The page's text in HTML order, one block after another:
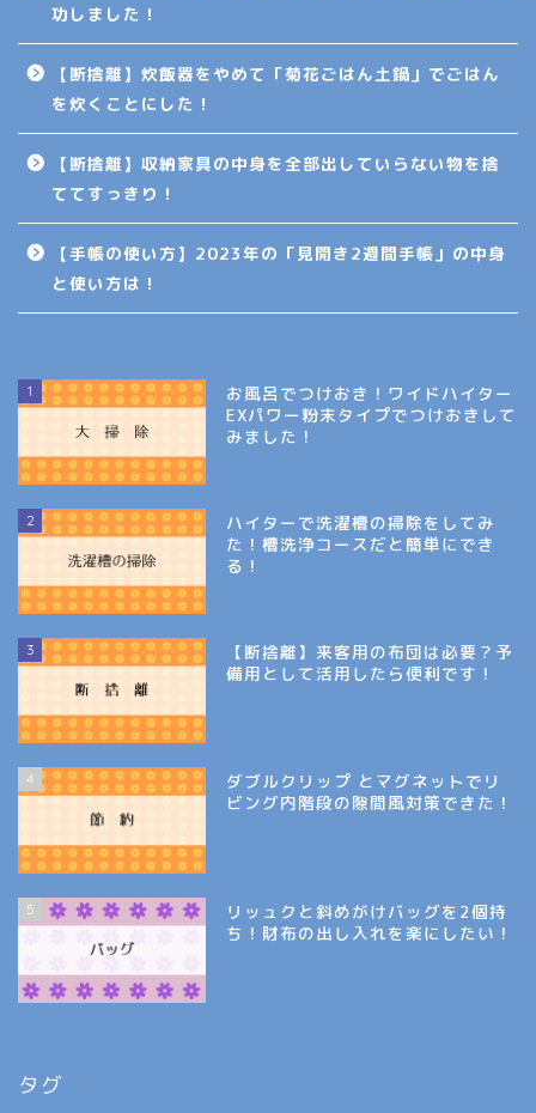
功しました！
【断捨離】炊飯器をやめて「菊花ごはん土鍋」でごはん
を炊くことにした！
【断捨離】収納家具の中身を全部出していらない物を捨
ててすっきり！
【手帳の使い方】2023年の「見開き2週間手帳」の中身
と使い方は！
1
お風呂でつけおき！ワイドハイター
EXパワー粉末タイプでつけおきして
みました！
2
ハイターで洗濯槽の掃除をしてみ
た！槽洗浄コースだと簡単にでき
る！
3
【断捨離】来客用の布団は必要？予
備用として活用したら便利です！
4
ダブルクリップ とマグネットでリ
ビング内階段の隙間風対策できた！
5
リッュクと斜めがけバッグを2個持
ち！財布の出し入れを楽にしたい！
タグ